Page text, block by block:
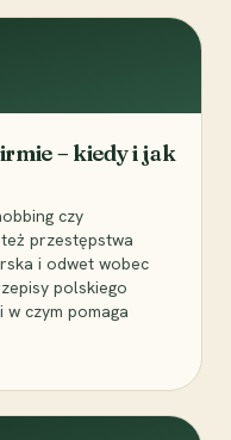
– kiedy i jak
czy
przestępstwa
i odwet wobec
polskiego
czym pomaga